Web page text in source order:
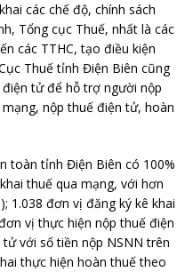
các chế độ, chính sách
Tổng cục Thuế, nhất là các
các TTHC, tạo điều kiện
Thuế tỉnh Điện Biên cũng
tử để hỗ trợ người nộp
nộp thuế điện tử, hoàn
toàn tỉnh Điện Biên có 100%
thuế qua mạng, với hơn
1.038 đơn vị đăng ký kê khai
vị thực hiện nộp thuế điện
với số tiền nộp NSNN trên
thực hiện hoàn thuế theo